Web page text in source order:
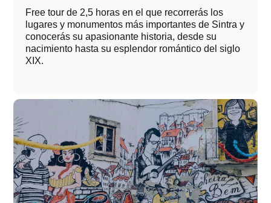
Free tour de 2,5 horas en el que recorrerás los
lugares y monumentos más importantes de Sintra y
conocerás su apasionante historia, desde su
nacimiento hasta su esplendor romántico del siglo
XIX.